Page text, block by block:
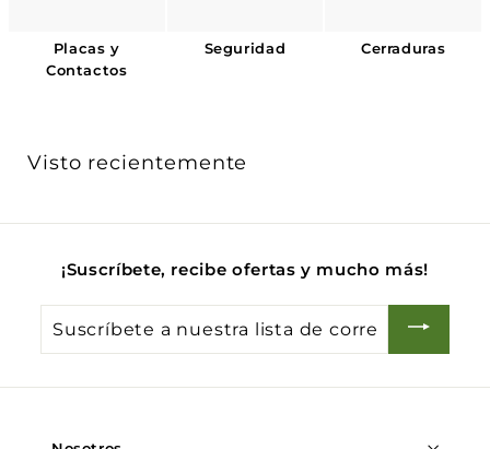
Placas y
Contactos
Seguridad Cerraduras
Visto recientemente
¡Suscríbete, recibe ofertas y mucho más!
Suscríbete
a
nuestra
de